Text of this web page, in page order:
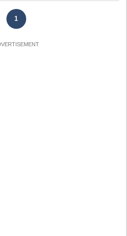
1